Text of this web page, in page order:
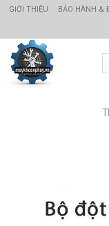
Skip
content
GIỚI THIỆU BẢO HÀNH &